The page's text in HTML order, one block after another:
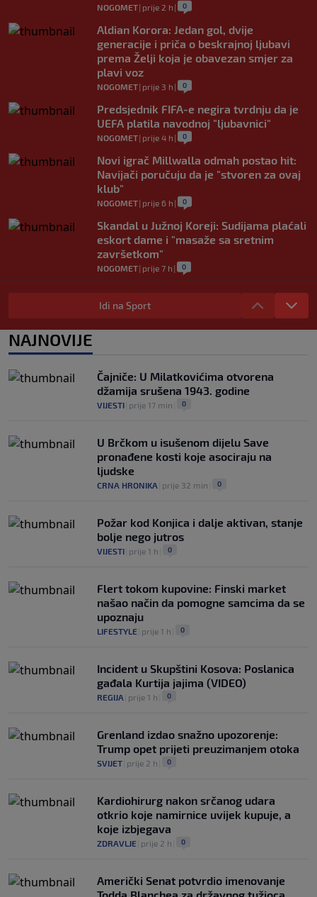
NOGOMET| prije 2 h | 0
Aldian Korora: Jedan gol, dvije
generacije i priča o beskrajnoj ljubavi
prema Želji koja je obavezan smjer za
plavi voz
NOGOMET| prije 3 h | 0
Predsjednik FIFA-e negira tvrdnju da je
UEFA platila navodnoj "ljubavnici"
NOGOMET| prije 4 h | 0
Novi igrač Millwalla odmah postao hit:
Navijači poručuju da je "stvoren za ovaj
klub"
NOGOMET| prije 6 h | 0
Skandal u Južnoj Koreji: Sudijama plaćali
eskort dame i "masaže sa sretnim
završetkom"
NOGOMET| prije 7 h | 0
Barcelona poslala prvu ponudu za
Rodrija, Manchester City traži znatno
NOGOMET|prije 7 h| 0
trener u historiji i jedan od najplaćenijih
selektora svijeta
NOGOMET |prije 8 h |
Idi na Sport
NAJNOVIJE
Čajniče: U Milatkovićima otvorena
džamija srušena 1943. godine
VIJESTI prije 17 min 0
U Brčkom u isušenom dijelu Save
pronađene kosti koje asociraju na
ljudske
CRNA HRONIKA prije 32 min 0
Požar kod Konjica i dalje aktivan, stanje
bolje nego jutros
VIJESTI prije 1 h 0
Flert tokom kupovine: Finski market
našao način da pomogne samcima da se
upoznaju
LIFESTYLE prije 1 h 0
Incident u Skupštini Kosova: Poslanica
gađala Kurtija jajima (VIDEO)
REGIJA prije 1 h 0
Grenland izdao snažno upozorenje:
Trump opet prijeti preuzimanjem otoka
SVIJET prije 2 h 0
Kardiohirurg nakon srčanog udara
otkrio koje namirnice uvijek kupuje, a
koje izbjegava
ZDRAVLJE prije 2 h 0
Američki Senat potvrdio imenovanje
Todda Blanchea za državnog tužioca